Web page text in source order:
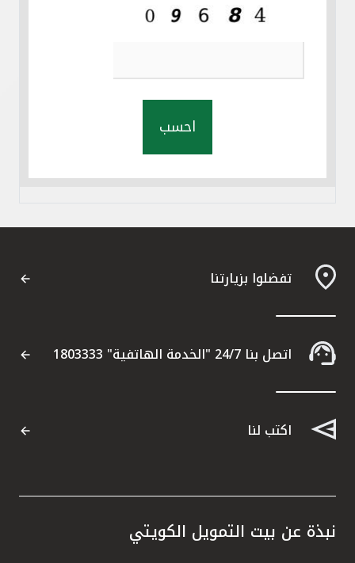
احسب
تفضلوا بزيارتنا
اتصل بنا 24/7 "الخدمة الهاتفية" 1803333
اكتب لنا
نبذة عن بيت التمويل الكويتي